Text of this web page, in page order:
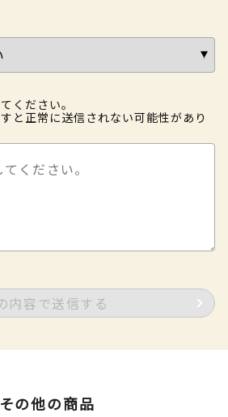
ください。
と正常に送信されない可能性があり
内容で送信する
その他の商品